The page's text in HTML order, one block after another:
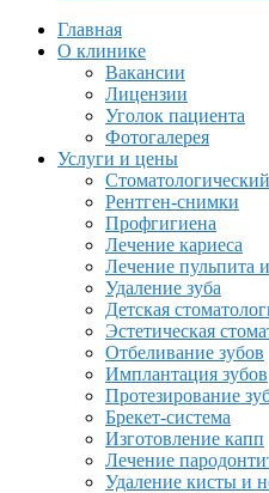
Главная
О клинике
Вакансии
Лицензии
Уголок пациента
Фотогалерея
Услуги и цены
Рентген-снимки
Профгигиена
Лечение кариеса
Лечение пульпита
Удаление зуба
Детская
Эстетическая
Отбеливание зубов
Имплантация зубов
Протезирование
Брекет-система
Изготовление капп
Лечение
Удаление кисты и